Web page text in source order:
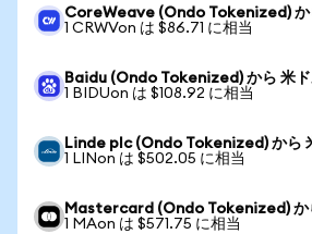
CoreWeave (Ondo Tokenized) か
1 CRWVon は $86.71 に相当
Baidu (Ondo Tokenized) から 米
1 BIDUon は $108.92 に相当
Linde plc (Ondo Tokenized) から
1 LINon は $502.05 に相当
Mastercard (Ondo Tokenized) か
1 MAon は $571.75 に相当